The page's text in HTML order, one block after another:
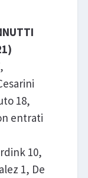
18,
entrati
10,
1, De